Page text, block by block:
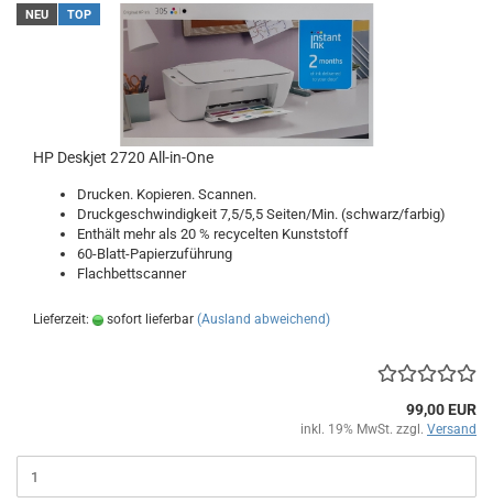
NEU TOP
HP Deskjet 2720 All-in-One
Drucken. Kopieren. Scannen.
Druckgeschwindigkeit 7,5/5,5 Seiten/Min. (schwarz/farbig)
Enthält mehr als 20 % recycelten Kunststoff
60-Blatt-Papierzuführung
Flachbettscanner
Lieferzeit: sofort lieferbar (Ausland abweichend)
99,00 EUR
inkl. 19% MwSt. zzgl. Versand